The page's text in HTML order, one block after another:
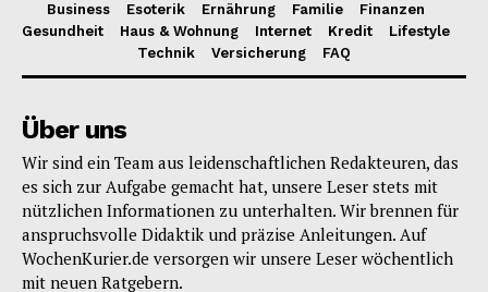
Business Esoterik Ernährung Familie
Finanzen
Gesundheit
Haus & Wohnung Internet Kredit
Lifestyle
Technik
Versicherung FAQ
Über uns
Wir sind ein Team aus leidenschaftlichen Redakteuren, das
es sich zur Aufgabe gemacht hat, unsere Leser stets mit
nützlichen Informationen zu unterhalten. Wir brennen für
anspruchsvolle Didaktik und präzise Anleitungen. Auf
WochenKurier.de versorgen wir unsere Leser wöchentlich
mit neuen Ratgebern.